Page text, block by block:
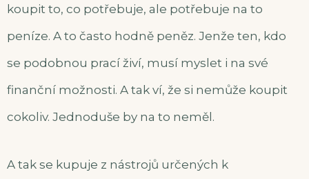
koupit to, co potřebuje, ale potřebuje na to
peníze. A to často hodně peněz. Jenže ten, kdo
se podobnou prací živí, musí myslet i na své
finanční možnosti. A tak ví, že si nemůže koupit
cokoliv. Jednoduše by na to neměl.
A tak se kupuje z nástrojů určených k